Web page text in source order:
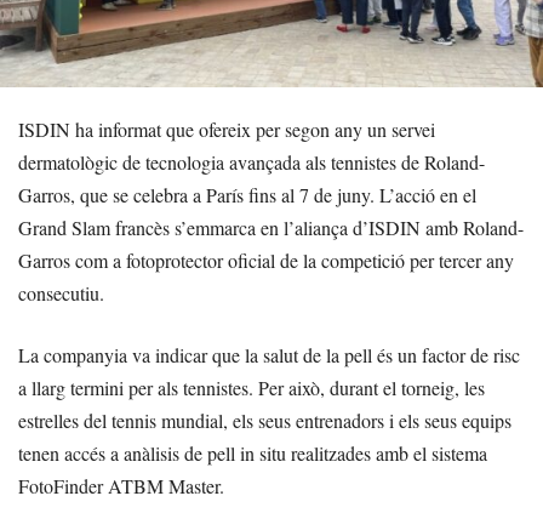
ISDIN ha informat que ofereix per segon any un servei
dermatològic de tecnologia avançada als tennistes de Roland-
Garros, que se celebra a París fins al 7 de juny. L’acció en el
Grand Slam francès s’emmarca en l’aliança d’ISDIN amb Roland-
Garros com a fotoprotector oficial de la competició per tercer any
consecutiu.
La companyia va indicar que la salut de la pell és un factor de risc
a llarg termini per als tennistes. Per això, durant el torneig, les
estrelles del tennis mundial, els seus entrenadors i els seus equips
tenen accés a anàlisis de pell in situ realitzades amb el sistema
FotoFinder ATBM Master.